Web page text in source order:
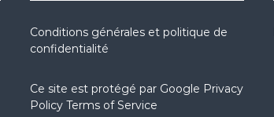
Conditions générales et politique de
confidentialité
Ce site est protégé par Google Privacy
Policy Terms of Service